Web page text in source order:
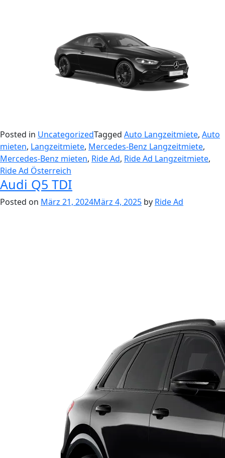
Posted in UncategorizedTagged Auto Langzeitmiete, Auto
mieten, Langzeitmiete, Mercedes-Benz Langzeitmiete,
Mercedes-Benz mieten, Ride Ad, Ride Ad Langzeitmiete,
Ride Ad Österreich
Audi Q5 TDI
Posted on März 21, 2024März 4, 2025 by Ride Ad